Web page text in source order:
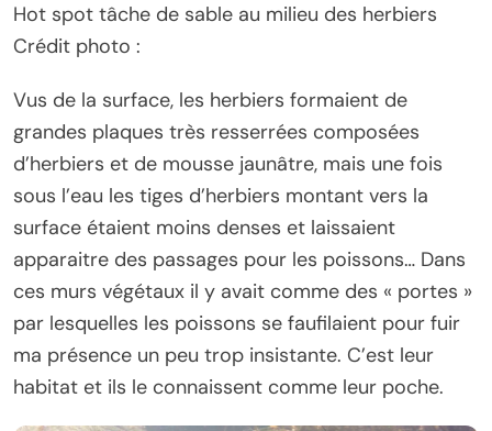
Hot spot tâche de sable au milieu des herbiers
Crédit photo :
Vus de la surface, les herbiers formaient de
grandes plaques très resserrées composées
d’herbiers et de mousse jaunâtre, mais une fois
sous l’eau les tiges d’herbiers montant vers la
surface étaient moins denses et laissaient
apparaitre des passages pour les poissons… Dans
ces murs végétaux il y avait comme des « portes »
par lesquelles les poissons se faufilaient pour fuir
ma présence un peu trop insistante. C’est leur
habitat et ils le connaissent comme leur poche.